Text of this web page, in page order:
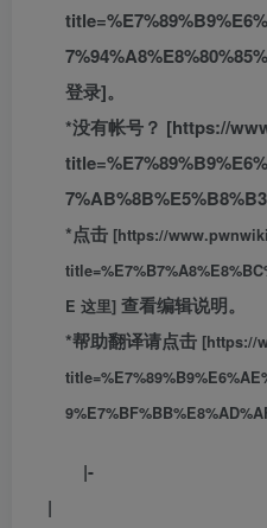
登录]。
*没有帐号？ [https://
*点击 [https://
E 这里] 查看编辑说明。
*帮助翻译请点击 [https://
|-
|